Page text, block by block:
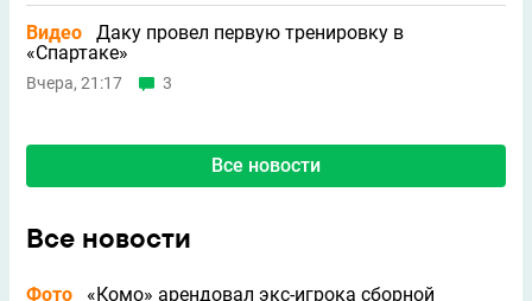
Видео
Даку провел первую тренировку в
«Спартаке»
Вчера, 21:17 3
Все новости
Все новости
Фото
«Комо» арендовал экс-игрока сборной